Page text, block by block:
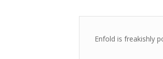
Enfold is freakishly